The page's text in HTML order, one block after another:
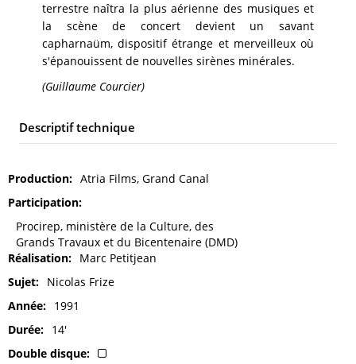
terrestre naîtra la plus aérienne des musiques et
la scène de concert devient un savant
capharnaüm, dispositif étrange et merveilleux où
s'épanouissent de nouvelles sirènes minérales.
(Guillaume Courcier)
Descriptif technique
Production
Atria Films, Grand Canal
Participation
Procirep, ministère de la Culture, des
Grands Travaux et du Bicentenaire (DMD)
Réalisation
Marc Petitjean
Sujet
Nicolas Frize
Année
1991
Durée
14'
Double disque